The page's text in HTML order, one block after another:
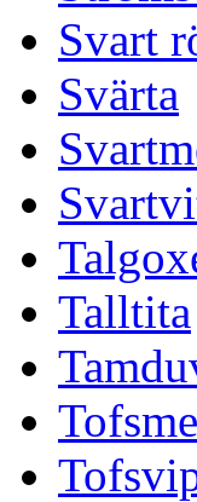
Svart
Svärta
Talltita